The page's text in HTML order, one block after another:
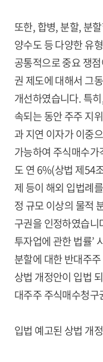
또한, 합병, 분할, 분
양수도 등 다양한 유
공통적으로 중요 쟁
권 제도에 대해서 그
개선하였습니다. 특
속되는 동안 주주 지
과 지연 이자가 이중
가능하여 주식매수가
도 연 6%(상법 제54
제 등이 해외 입법례
정 규모 이상의 물적
구권을 인정하였습니
투자업에 관한 법률’
분할에 대한 반대주
상법 개정안이 입법
대주주 주식매수청
입법 예고된 상법 개